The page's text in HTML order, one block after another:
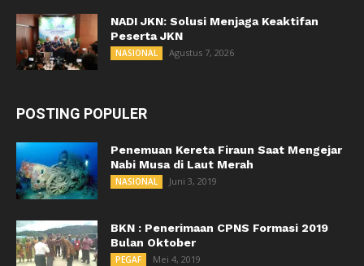
NADI JKN: Solusi Menjaga Keaktifan
Peserta JKN
NASIONAL Agustus 7, 2026
POSTING POPULER
Penemuan Kereta Firaun Saat Mengejar
Nabi Musa di Laut Merah
NASIONAL Juni 3, 2019
BKN : Penerimaan CPNS Formasi 2019
Bulan Oktober
PEGAF Mei 4, 2019